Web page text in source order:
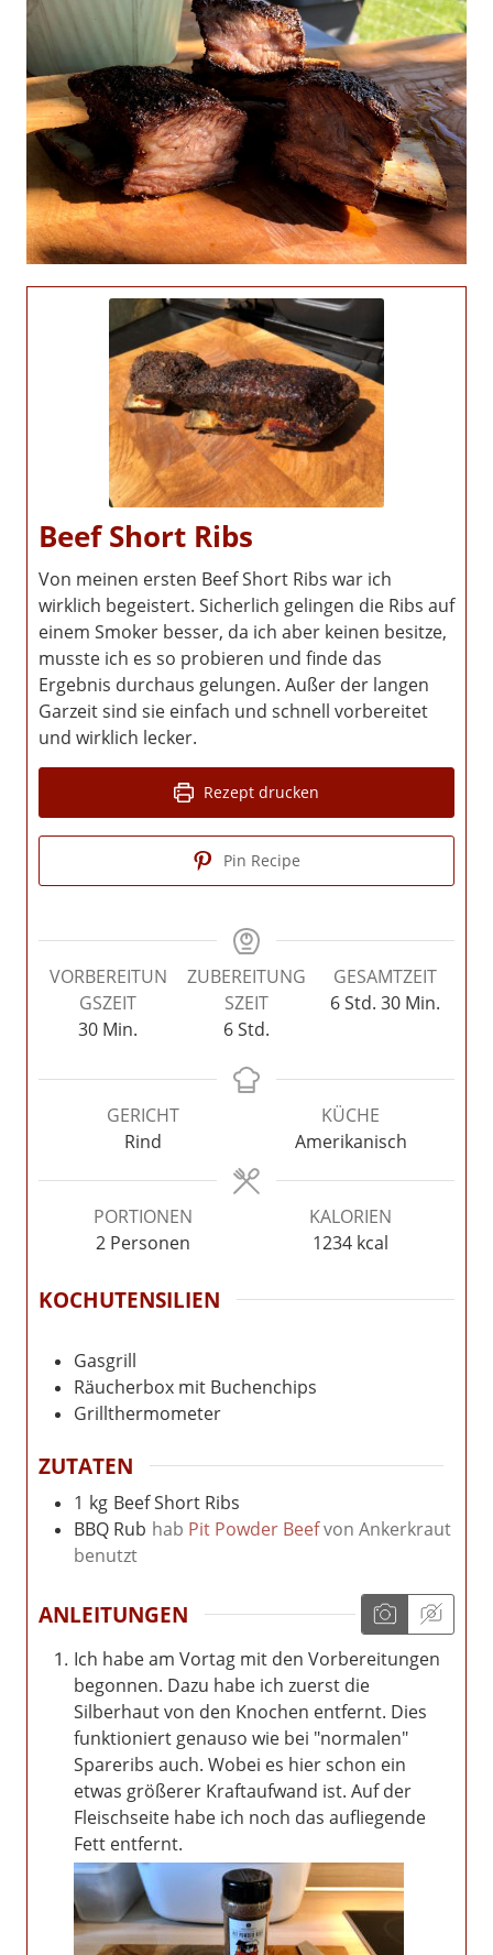
Beef Short Ribs
Von meinen ersten Beef Short Ribs war ich
wirklich begeistert. Sicherlich gelingen die Ribs auf
einem Smoker besser, da ich aber keinen besitze,
musste ich es so probieren und finde das
Ergebnis durchaus gelungen. Außer der langen
Garzeit sind sie einfach und schnell vorbereitet
und wirklich lecker.
Rezept drucken
Pin Recipe
VORBEREITUN
GSZEIT
30Minuten
Min.
ZUBEREITUNG
SZEIT
6Stunden
Std.
GESAMTZEIT
6Stunden
Std. 30Minuten
Min.
GERICHT
Rind
KÜCHE
Amerikanisch
PORTIONEN
2 Personen
KALORIEN
1234 kcal
KOCHUTENSILIEN
Gasgrill
Räucherbox mit Buchenchips
Grillthermometer
ZUTATEN
1 kg Beef Short Ribs
BBQ Rub hab Pit Powder Beefvon Ankerkraut
benutzt
ANLEITUNGEN
Ich habe am Vortag mit den Vorbereitungen
begonnen. Dazu habe ich zuerst die
Silberhaut von den Knochen entfernt. Dies
funktioniert genauso wie bei "normalen"
Spareribs auch. Wobei es hier schon ein
etwas größerer Kraftaufwand ist. Auf der
Fleischseite habe ich noch das aufliegende
Fett entfernt.